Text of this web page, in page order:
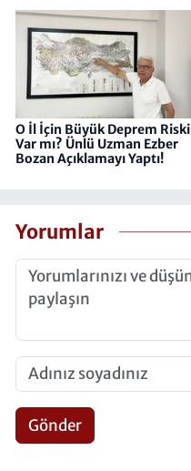
O İl İçin Büyük Deprem Riski
Var mı? Ünlü Uzman Ezber
Bozan Açıklamayı Yaptı!
Yorumlar
Gönder